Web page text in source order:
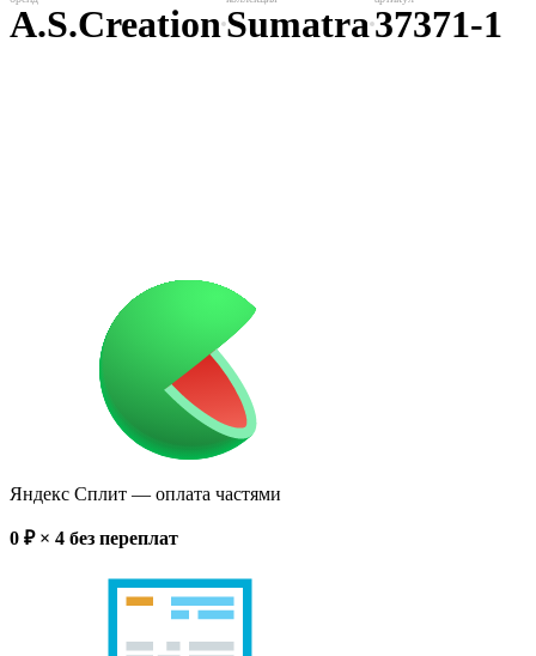
A.S.CreationSumatra37371-1
Яндекс Сплит — оплата частями
0 ₽ × 4 без переплат